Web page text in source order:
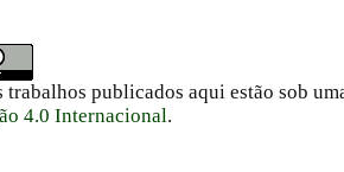
trabalhos publicados aqui estão sob
4.0 Internacional.